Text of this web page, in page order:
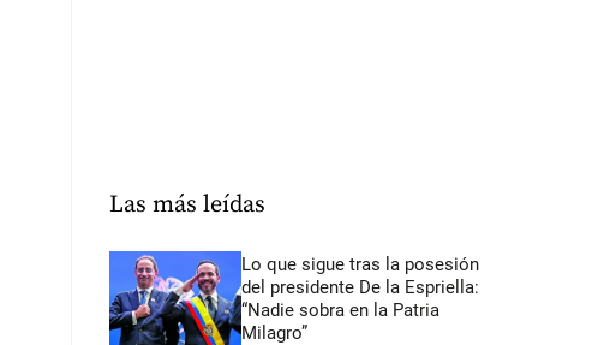
Las más leídas
Lo que sigue tras la posesión
del presidente De la Espriella:
“Nadie sobra en la Patria
Milagro”